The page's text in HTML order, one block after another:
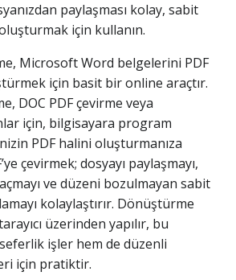
paylaşması kolay, sabit
için kullanın.
Microsoft Word belgelerini PDF
için basit bir online araçtır.
DOC PDF çevirme veya
için, bilgisayara program
PDF halini oluşturmanıza
çevirmek; dosyayı paylaşmayı,
ve düzeni bozulmayan sabit
kolaylaştırır. Dönüştürme
üzerinden yapılır, bu
işler hem de düzenli
için pratiktir.